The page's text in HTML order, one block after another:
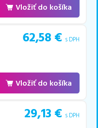
Vložiť do košíka
62,58 € s DPH
Vložiť do košíka
29,13 € s DPH